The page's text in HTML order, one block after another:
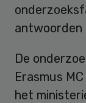
antwoorden
De
Erasmus
het